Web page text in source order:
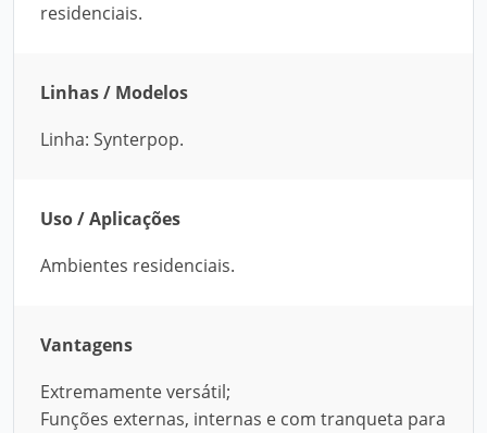
residenciais.
Linhas / Modelos
Linha: Synterpop.
Uso / Aplicações
Ambientes residenciais.
Vantagens
Extremamente versátil;
Funções externas, internas e com tranqueta para